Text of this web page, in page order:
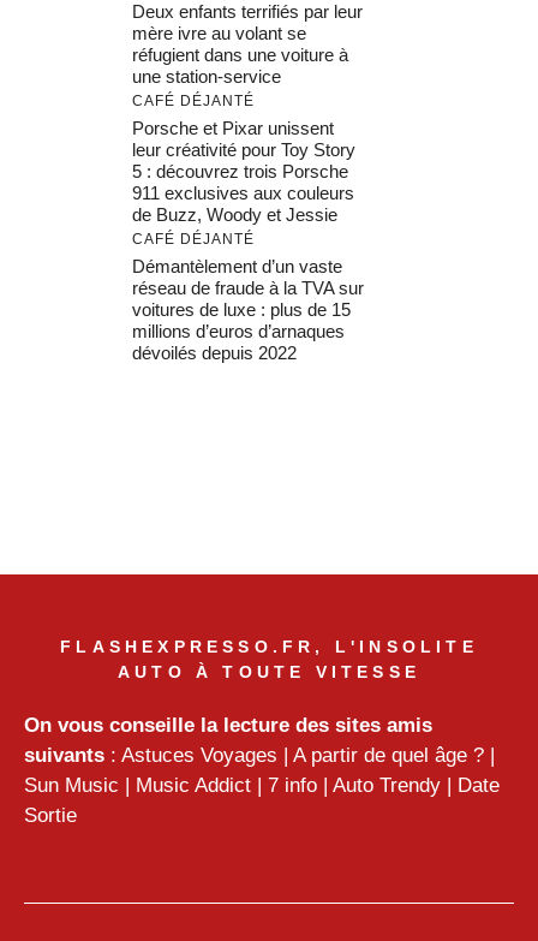
Deux enfants terrifiés par leur
mère ivre au volant se
réfugient dans une voiture à
une station-service
CAFÉ DÉJANTÉ
Porsche et Pixar unissent
leur créativité pour Toy Story
5 : découvrez trois Porsche
911 exclusives aux couleurs
de Buzz, Woody et Jessie
CAFÉ DÉJANTÉ
Démantèlement d’un vaste
réseau de fraude à la TVA sur
voitures de luxe : plus de 15
millions d’euros d’arnaques
dévoilés depuis 2022
FLASHEXPRESSO.FR, L'INSOLITE
AUTO À TOUTE VITESSE
On vous conseille la lecture des sites amis
suivants : Astuces Voyages | A partir de quel âge ? |
Sun Music | Music Addict | 7 info | Auto Trendy | Date
Sortie